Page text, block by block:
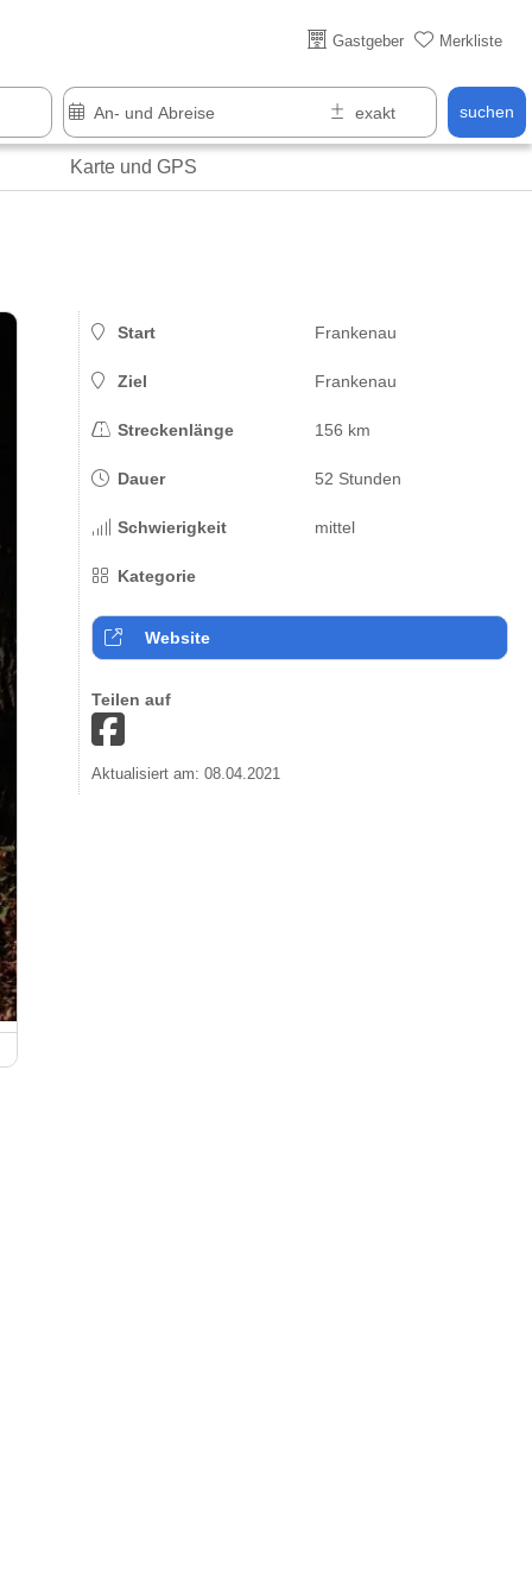
Gastgeber Merkliste
suchen
Karte und GPS
Start Frankenau
Ziel Frankenau
Streckenlänge 156 km
Dauer 52 Stunden
Schwierigkeit mittel
Kategorie
Website
Teilen auf
Aktualisiert am: 08.04.2021